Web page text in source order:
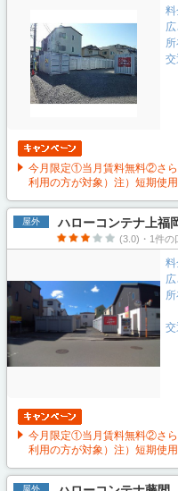
広
交
今月限定①当月賃料無料②さ
利用の方が対象）注）短期使
屋外 ハローコンテナ上福
(3.0)・1件の
広
交
今月限定①当月賃料無料②さ
利用の方が対象）注）短期使
屋外